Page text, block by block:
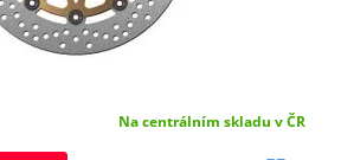
Na centrálním skladu v ČR